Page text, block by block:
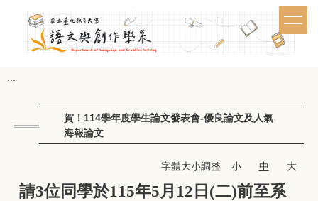
容
:::
賀！114學年度學生論文發表會-優良論文及人氣
海報論文
字體大小調整 小 中 大
請3位同學於115年5月12日(二)前至系